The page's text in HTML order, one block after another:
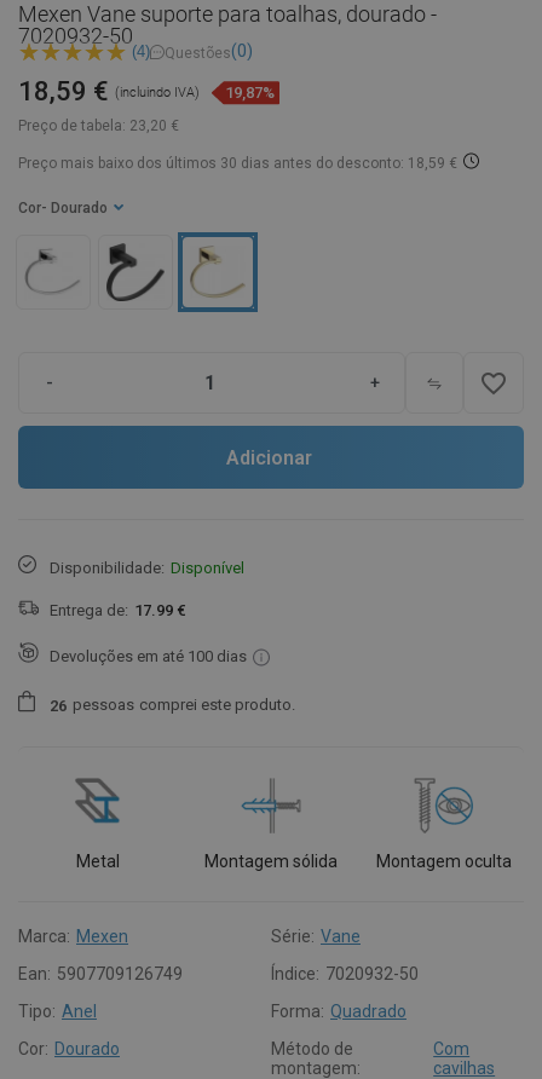
Mexen Vane suporte para toalhas, dourado -
7020932-50
(4) Questões(0)
Preço de tabela: 23,20 €
18,59 € (incluindo IVA) 19,87%
Preço mais baixo dos últimos 30 dias antes do desconto: 18,59 €
Cor - Dourado
- + favorite_border
Adicionar
Disponibilidade: Disponível
Entrega de: 17.99 €
Devoluções em até 100 dias
26 pessoas comprei este produto.
Metal Montagem sólida Montagem oculta
Marca: Mexen Série: Vane
Ean: 5907709126749 Índice: 7020932-50
Tipo: Anel Forma: Quadrado
Cor: Dourado
Método de
montagem:
Com
cavilhas